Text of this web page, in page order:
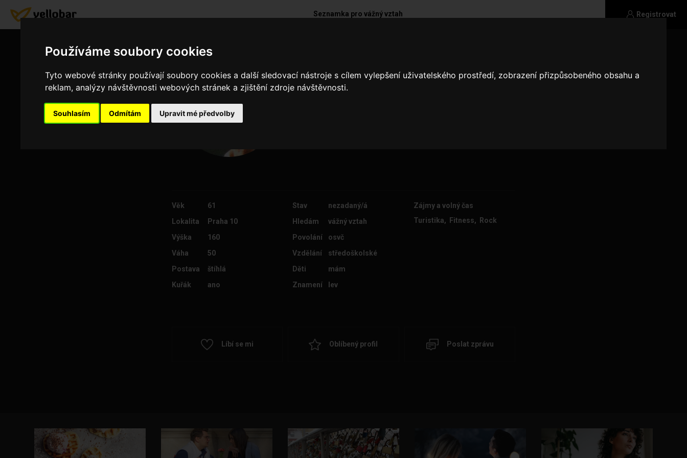
Používáme soubory cookies
Tyto webové stránky používají soubory cookies a další sledovací nástroje s cílem vylepšení uživatelského prostředí, zobrazení přizpůsobeného obsahu a
reklam, analýzy návštěvnosti webových stránek a zjištění zdroje návštěvnosti.
Souhlasím Odmítám Upravit mé předvolby
Registrovat
Seznamka pro vážný vztah
Jsem štíhlá a blonďatá. Hledám fér vztah
společné zájmy.
Věk
61
Lokalita
Praha 10
Výška
160
Váha
50
Postava
štíhlá
Kuřák
ano
Stav
nezadaný/á
Hledám
vážný vztah
Povolání
osvč
Vzdělání
středoškolské
Děti
mám
Znamení
lev
Zájmy a volný čas
Turistika, Fitness, Rock
Líbí se mi Oblíbený profil Poslat zprávu